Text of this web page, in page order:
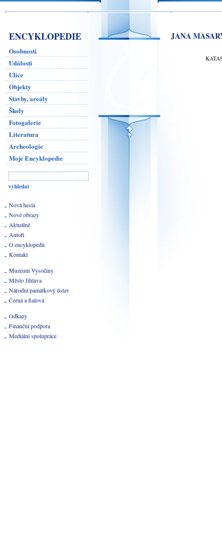
ENCYKLOPEDIE
Osobnosti
Události
Ulice
Objekty
Stavby, areály
Školy
Fotogalerie
Literatura
Archeologie
Moje Encyklopedie
Nová hesla
Nové obrazy
Aktuálně
Autoři
O encyklopedii
Kontakt
Muzeum Vysočiny
Město Jihlava
Národní památkový ústav
Černá a fialová
Odkazy
Finanční podpora
Mediální spolupráce
JANA